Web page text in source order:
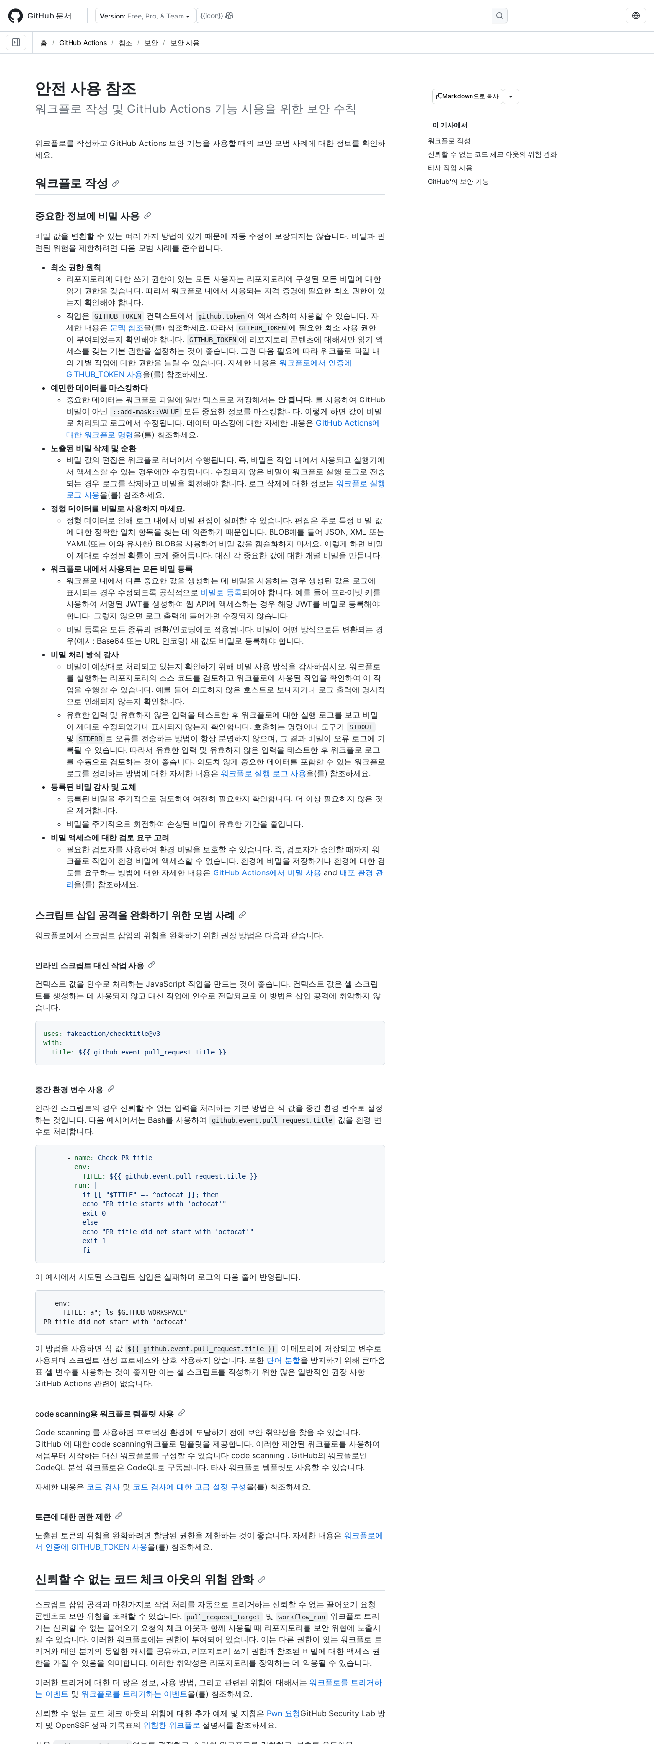
main
content
GitHub 문서 Version: Free, Pro, & Team {{icon}}
홈 GitHub Actions 참조 보안 보안 사용
안전 사용 참조
워크플로 작성 및 GitHub Actions 기능 사용을 위한 보안 수칙
Markdown으로 복사
이 기사에서
워크플로 작성
신뢰할 수 없는 코드 체크 아웃의 위험 완화
타사 작업 사용
GitHub'의 보안 기능
워크플로를 작성하고 GitHub Actions 보안 기능을 사용할 때의 보안 모범 사례에 대한 정보를 확인하
세요.
워크플로 작성
중요한 정보에 비밀 사용
비밀 값을 변환할 수 있는 여러 가지 방법이 있기 때문에 자동 수정이 보장되지는 않습니다. 비밀과 관
련된 위험을 제한하려면 다음 모범 사례를 준수합니다.
최소 권한 원칙
리포지토리에 대한 쓰기 권한이 있는 모든 사용자는 리포지토리에 구성된 모든 비밀에 대한
읽기 권한을 갖습니다. 따라서 워크플로 내에서 사용되는 자격 증명에 필요한 최소 권한이 있
는지 확인해야 합니다.
작업은
GITHUB_TOKEN 컨텍스트에서 github.token 에 액세스하여 사용할 수 있습니다. 자
세한 내용은 문맥 참조을(를) 참조하세요. 따라서 GITHUB_TOKEN 에 필요한 최소 사용 권한
이 부여되었는지 확인해야 합니다.
GITHUB_TOKEN 에 리포지토리 콘텐츠에 대해서만 읽기 액
세스를 갖는 기본 권한을 설정하는 것이 좋습니다. 그런 다음 필요에 따라 워크플로 파일 내
의 개별 작업에 대한 권한을 늘릴 수 있습니다. 자세한 내용은 워크플로에서 인증에
GITHUB_TOKEN 사용을(를) 참조하세요.
예민한 데이터를 마스킹하다
중요한 데이터는 워크플로 파일에 일반 텍스트로 저장해서는 안 됩니다. 를 사용하여 GitHub
비밀이 아닌
::add-mask::VALUE
모든 중요한 정보를 마스킹합니다. 이렇게 하면 값이 비밀
로 처리되고 로그에서 수정됩니다. 데이터 마스킹에 대한 자세한 내용은 GitHub Actions에
대한 워크플로 명령을(를) 참조하세요.
노출된 비밀 삭제 및 순환
비밀 값의 편집은 워크플로 러너에서 수행됩니다. 즉, 비밀은 작업 내에서 사용되고 실행기에
서 액세스할 수 있는 경우에만 수정됩니다. 수정되지 않은 비밀이 워크플로 실행 로그로 전송
되는 경우 로그를 삭제하고 비밀을 회전해야 합니다. 로그 삭제에 대한 정보는 워크플로 실행
로그 사용을(를) 참조하세요.
정형 데이터를 비밀로 사용하지 마세요.
정형 데이터로 인해 로그 내에서 비밀 편집이 실패할 수 있습니다. 편집은 주로 특정 비밀 값
에 대한 정확한 일치 항목을 찾는 데 의존하기 때문입니다. BLOB예를 들어 JSON, XML 또는
YAML(또는 이와 유사한) BLOB을 사용하여 비밀 값을 캡슐화하지 마세요. 이렇게 하면 비밀
이 제대로 수정될 확률이 크게 줄어듭니다. 대신 각 중요한 값에 대한 개별 비밀을 만듭니다.
워크플로 내에서 사용되는 모든 비밀 등록
워크플로 내에서 다른 중요한 값을 생성하는 데 비밀을 사용하는 경우 생성된 값은 로그에
표시되는 경우 수정되도록 공식적으로 비밀로 등록되어야 합니다. 예를 들어 프라이빗 키를
사용하여 서명된 JWT를 생성하여 웹 API에 액세스하는 경우 해당 JWT를 비밀로 등록해야
합니다. 그렇지 않으면 로그 출력에 들어가면 수정되지 않습니다.
비밀 등록은 모든 종류의 변환/인코딩에도 적용됩니다. 비밀이 어떤 방식으로든 변환되는 경
우(예시: Base64 또는 URL 인코딩) 새 값도 비밀로 등록해야 합니다.
비밀 처리 방식 감사
비밀이 예상대로 처리되고 있는지 확인하기 위해 비밀 사용 방식을 감사하십시오. 워크플로
를 실행하는 리포지토리의 소스 코드를 검토하고 워크플로에 사용된 작업을 확인하여 이 작
업을 수행할 수 있습니다. 예를 들어 의도하지 않은 호스트로 보내지거나 로그 출력에 명시적
으로 인쇄되지 않는지 확인합니다.
유효한 입력 및 유효하지 않은 입력을 테스트한 후 워크플로에 대한 실행 로그를 보고 비밀
이 제대로 수정되었거나 표시되지 않는지 확인합니다. 호출하는 명령이나 도구가
STDOUT
및 STDERR 로 오류를 전송하는 방법이 항상 분명하지 않으며, 그 결과 비밀이 오류 로그에 기
록될 수 있습니다. 따라서 유효한 입력 및 유효하지 않은 입력을 테스트한 후 워크플로 로그
를 수동으로 검토하는 것이 좋습니다. 의도치 않게 중요한 데이터를 포함할 수 있는 워크플로
로그를 정리하는 방법에 대한 자세한 내용은 워크플로 실행 로그 사용을(를) 참조하세요.
등록된 비밀 감사 및 교체
등록된 비밀을 주기적으로 검토하여 여전히 필요한지 확인합니다. 더 이상 필요하지 않은 것
은 제거합니다.
비밀을 주기적으로 회전하여 손상된 비밀이 유효한 기간을 줄입니다.
비밀 액세스에 대한 검토 요구 고려
필요한 검토자를 사용하여 환경 비밀을 보호할 수 있습니다. 즉, 검토자가 승인할 때까지 워
크플로 작업이 환경 비밀에 액세스할 수 없습니다. 환경에 비밀을 저장하거나 환경에 대한 검
토를 요구하는 방법에 대한 자세한 내용은 GitHub Actions에서 비밀 사용 and 배포 환경 관
리을(를) 참조하세요.
스크립트 삽입 공격을 완화하기 위한 모범 사례
워크플로에서 스크립트 삽입의 위험을 완화하기 위한 권장 방법은 다음과 같습니다.
인라인 스크립트 대신 작업 사용
컨텍스트 값을 인수로 처리하는 JavaScript 작업을 만드는 것이 좋습니다. 컨텍스트 값은 셸 스크립
트를 생성하는 데 사용되지 않고 대신 작업에 인수로 전달되므로 이 방법은 삽입 공격에 취약하지 않
습니다.
uses:
fakeaction/checktitle@v3
with:
title:
${{ github.event.pull_request.title }}
중간 환경 변수 사용
인라인 스크립트의 경우 신뢰할 수 없는 입력을 처리하는 기본 방법은 식 값을 중간 환경 변수로 설정
하는 것입니다. 다음 예시에서는 Bash를 사용하여
github.event.pull_request.title
값을 환경 변
수로 처리합니다.
- name: Check PR title
env:
TITLE:
${{ github.event.pull_request.title }}
run:
이 예시에서 시도된 스크립트 삽입은 실패하며 로그의 다음 줄에 반영됩니다.
이 방법을 사용하면 식 값 ${{ github.event.pull_request.title }}
이 메모리에 저장되고 변수로
사용되며 스크립트 생성 프로세스와 상호 작용하지 않습니다. 또한 단어 분할을 방지하기 위해 큰따옴
표 셸 변수를 사용하는 것이 좋지만 이는 셸 스크립트를 작성하기 위한 많은 일반적인 권장 사항
GitHub Actions 관련이 없습니다.
code scanning용 워크플로 템플릿 사용
Code scanning 를 사용하면 프로덕션 환경에 도달하기 전에 보안 취약성을 찾을 수 있습니다.
GitHub 에 대한 code scanning워크플로 템플릿을 제공합니다. 이러한 제안된 워크플로를 사용하여
처음부터 시작하는 대신 워크플로를 구성할 수 있습니다 code scanning . GitHub의 워크플로인
CodeQL 분석 워크플로은 CodeQL로 구동됩니다. 타사 워크플로 템플릿도 사용할 수 있습니다.
자세한 내용은 코드 검사 및 코드 검사에 대한 고급 설정 구성을(를) 참조하세요.
토큰에 대한 권한 제한
노출된 토큰의 위험을 완화하려면 할당된 권한을 제한하는 것이 좋습니다. 자세한 내용은 워크플로에
서 인증에 GITHUB_TOKEN 사용을(를) 참조하세요.
신뢰할 수 없는 코드 체크 아웃의 위험 완화
스크립트 삽입 공격과 마찬가지로 작업 처리를 자동으로 트리거하는 신뢰할 수 없는 끌어오기 요청
콘텐츠도 보안 위험을 초래할 수 있습니다.
pull_request_target 및 workflow_run
워크플로 트리
거는 신뢰할 수 없는 끌어오기 요청의 체크 아웃과 함께 사용될 때 리포지토리를 보안 위협에 노출시
킬 수 있습니다. 이러한 워크플로에는 권한이 부여되어 있습니다. 이는 다른 권한이 있는 워크플로 트
리거와 메인 분기의 동일한 캐시를 공유하고, 리포지토리 쓰기 권한과 참조된 비밀에 대한 액세스 권
한을 가질 수 있음을 의미합니다. 이러한 취약성은 리포지토리를 장악하는 데 악용될 수 있습니다.
이러한 트리거에 대한 더 많은 정보, 사용 방법, 그리고 관련된 위험에 대해서는 워크플로를 트리거하
는 이벤트 및 워크플로를 트리거하는 이벤트을(를) 참조하세요.
신뢰할 수 없는 코드 체크 아웃의 위험에 대한 추가 예제 및 지침은 Pwn 요청GitHub Security Lab 방
지 및 OpenSSF 성과 기록표의 위험한 워크플로 설명서를 참조하세요.